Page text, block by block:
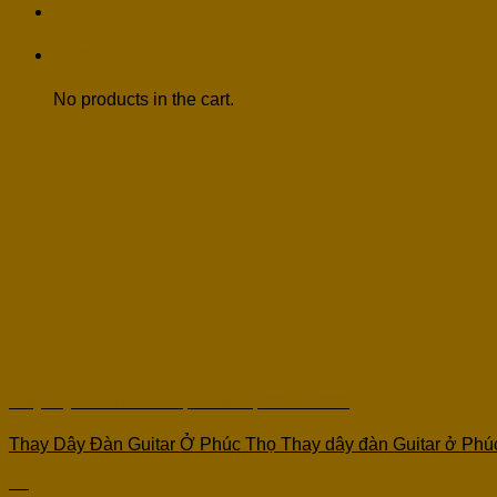
No products in the cart.
Thay Dây Đàn Guitar Ở Phúc Thọ Thay dây đàn Guitar ở